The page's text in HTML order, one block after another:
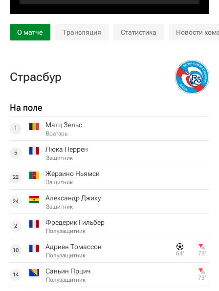
О матче Трансляция Статистика Новости
Страсбур
На поле
1 Матц Зельс
Вратарь
5 Люка Перрен
Защитник
22 Жерзино Ньямси
Защитник
24 Александр Джику
Защитник
2 Фредерик Гильбер
Полузащитник
10 Адриен Томассон
Полузащитник 64‎’‎ 73‎’‎
14 Саньин Прцич
Полузащитник 73‎’‎